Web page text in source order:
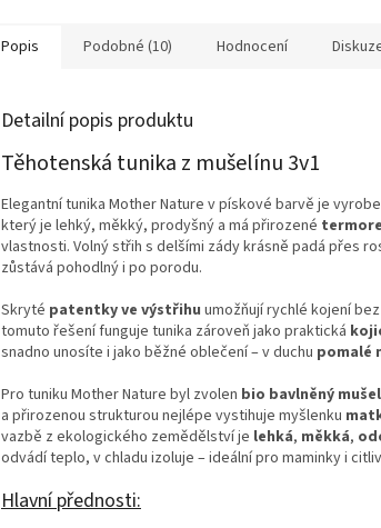
Popis Podobné (10) Hodnocení
Detailní popis produktu
Těhotenská tunika z mušelínu 3v1
Elegantní tunika Mother Nature v pískové barvě je
který je lehký, měkký, prodyšný a má přirozené
vlastnosti. Volný střih s delšími zády krásně padá přes
zůstává pohodlný i po porodu.
Skryté patentky ve výstřihu umožňují rychlé kojení
tomuto řešení funguje tunika zároveň jako praktická
snadno unosíte i jako běžné oblečení – v duchu pomalé
Pro tuniku Mother Nature byl zvolen bio bavlněný
a přirozenou strukturou nejlépe vystihuje myšlenku
vazbě z ekologického zemědělství je lehká, měkká,
odvádí teplo, v chladu izoluje – ideální pro maminky i
Hlavní přednosti: